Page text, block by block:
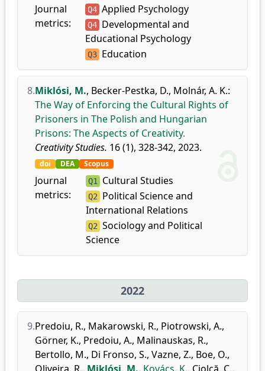
Journal
metrics:
Q4 Applied Psychology
Q4 Developmental and
Educational Psychology
Q3 Education
8.Miklósi, M., Becker-Pestka, D., Molnár, A. K.:
The Way of Enforcing the Cultural Rights of
Prisoners in The Polish and Hungarian
Prisons: The Aspects of Creativity.
Creativity Studies. 16 (1), 328-342, 2023.
doi DEA Scopus
Journal
metrics:
Q1 Cultural Studies
Q2 Political Science and
International Relations
Q2 Sociology and Political
Science
2022
9.Predoiu, R., Makarowski, R., Piotrowski, A.,
Görner, K., Predoiu, A., Malinauskas, R.,
Bertollo, M., Di Fronso, S., Vazne, Z., Boe, O.,